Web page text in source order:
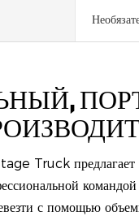
Truck предлагает
с помощью